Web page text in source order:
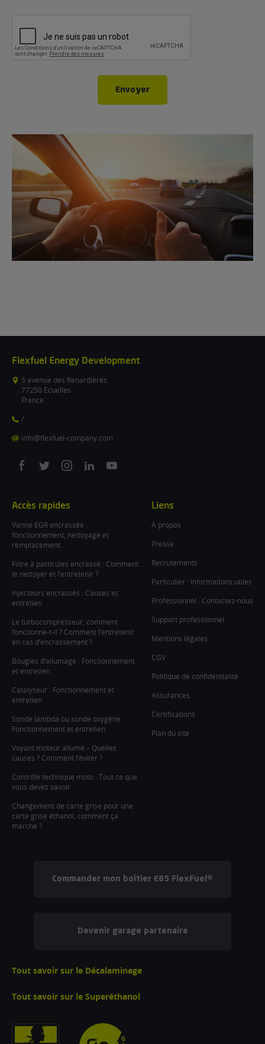
Envoyer
Flexfuel Energy Development
5 avenue des Renardières
77250 Ecuelles
France
/
info@flexfuel-company.com
On
On
On
On
On
Accès rapides
Vanne EGR encrassée :
fonctionnement, nettoyage et
remplacement
Filtre à particules encrassé : Comment
le nettoyer et l’entretenir ?
Injecteurs encrassés : Causes et
entretien
Le turbocompresseur, comment
fonctionne-t-il ? Comment l’entretenir
en cas d’encrassement ?
Bougies d’allumage : Fonctionnement
et entretien
Catalyseur : Fonctionnement et
entretien
Sonde lambda ou sonde oxygène :
Fonctionnement et entretien
Voyant moteur allumé – Quelles
causes ? Comment l’éviter ?
Contrôle technique moto : Tout ce que
vous devez savoir
Changement de carte grise pour une
carte grise éthanol, comment ça
marche ?
Liens
À propos
Presse
Recrutements
Particulier : informations utiles
Professionnel : Contactez-nous
Support professionnel
Mentions légales
CGV
Politique de confidentialité
Assurances
Certifications
Plan du site
Commander mon boîtier E85 FlexFuel®
Devenir garage partenaire
Tout savoir sur le Décalaminage
Tout savoir sur le Superéthanol